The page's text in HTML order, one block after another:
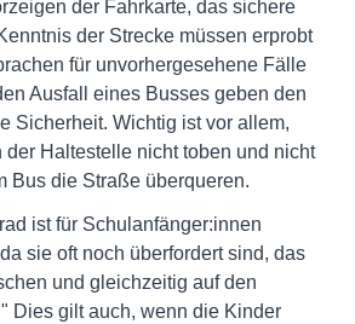
der Fahrkarte, das sichere
der Strecke müssen erprobt
für unvorhergesehene Fälle
Ausfall eines Busses geben den
Sicherheit. Wichtig ist vor allem,
der Haltestelle nicht toben und nicht
Bus die Straße überqueren.
ist für Schulanfänger:innen
sie oft noch überfordert sind, das
und gleichzeitig auf den
Dies gilt auch, wenn die Kinder